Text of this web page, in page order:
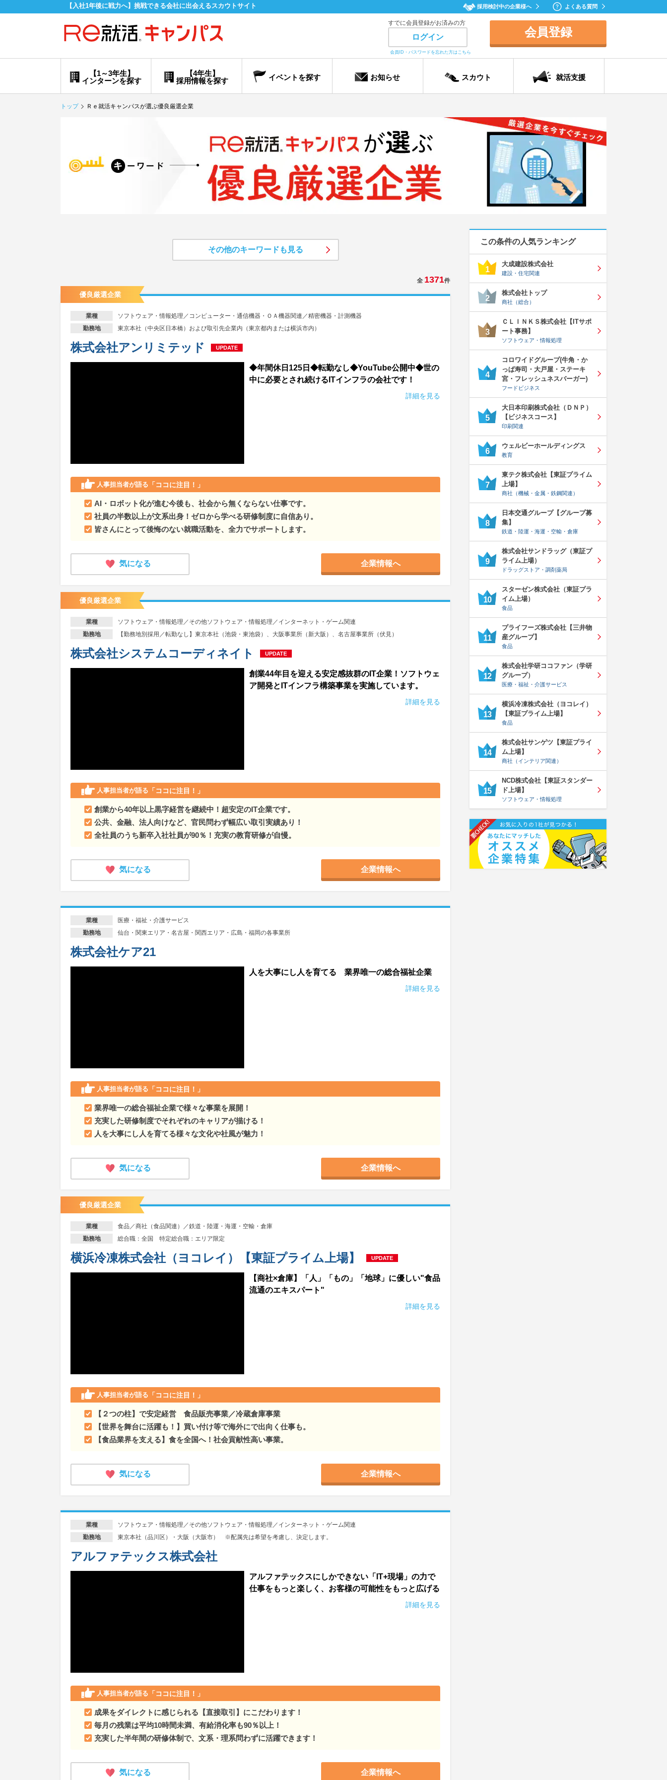
【入社1年後に戦力へ】挑戦できる会社に出会えるスカウトサイト 採用検討中の企業様へ よくある質問
すでに会員登録がお済みの方
ログイン
会員ID・パスワードを忘れた方はこちら
会員登録
【4年生】
採用情報を探す
【1～3年生】
インターンを探す
イベントを探す お知らせ スカウト 就活支援
トップ Ｒｅ就活キャンパスが選ぶ優良厳選企業
その他のキーワードも見る
全 1371件
優良厳選企業
業種 ソフトウェア・情報処理／コンピューター・通信機器・ＯＡ機器関連／精密機器・計測機器
勤務地 東京本社（中央区日本橋）および取引先企業内（東京都内または横浜市内）
株式会社アンリミテッド UPDATE
◆年間休日125日◆転勤なし◆YouTube公開中◆世の
中に必要とされ続けるITインフラの会社です！
詳細を見る
人事担当者が語る 「ココに注目！」
AI・ロボット化が進む今後も、社会から無くならない仕事です。
社員の半数以上が文系出身！ゼロから学べる研修制度に自信あり。
皆さんにとって後悔のない就職活動を、全力でサポートします。
気になる 企業情報へ
優良厳選企業
業種 ソフトウェア・情報処理／その他ソフトウェア・情報処理／インターネット・ゲーム関連
勤務地 【勤務地別採用／転勤なし】東京本社（池袋・東池袋）、大阪事業所（新大阪）、名古屋事業所（伏見）
株式会社システムコーディネイト UPDATE
創業44年目を迎える安定感抜群のIT企業！ソフトウェ
ア開発とITインフラ構築事業を実施しています。
詳細を見る
人事担当者が語る 「ココに注目！」
創業から40年以上黒字経営を継続中！超安定のIT企業です。
公共、金融、法人向けなど、官民問わず幅広い取引実績あり！
全社員のうち新卒入社社員が90％！充実の教育研修が自慢。
気になる 企業情報へ
業種 医療・福祉・介護サービス
勤務地 仙台・関東エリア・名古屋・関西エリア・広島・福岡の各事業所
株式会社ケア21
人を大事にし人を育てる 業界唯一の総合福祉企業
詳細を見る
人事担当者が語る 「ココに注目！」
業界唯一の総合福祉企業で様々な事業を展開！
充実した研修制度でそれぞれのキャリアが描ける！
人を大事にし人を育てる様々な文化や社風が魅力！
気になる 企業情報へ
優良厳選企業
業種 食品／商社（食品関連）／鉄道・陸運・海運・空輸・倉庫
勤務地 総合職：全国 特定総合職：エリア限定
横浜冷凍株式会社（ヨコレイ）【東証プライム上場】 UPDATE
【商社×倉庫】「人」「もの」「地球」に優しい"食品
流通のエキスパート"
詳細を見る
人事担当者が語る 「ココに注目！」
【２つの柱】で安定経営 食品販売事業／冷蔵倉庫事業
【世界を舞台に活躍も！】買い付け等で海外にで出向く仕事も。
【食品業界を支える】食を全国へ！社会貢献性高い事業。
気になる 企業情報へ
業種 ソフトウェア・情報処理／その他ソフトウェア・情報処理／インターネット・ゲーム関連
勤務地 東京本社（品川区）・大阪（大阪市） ※配属先は希望を考慮し、決定します。
アルファテックス株式会社
アルファテックスにしかできない「IT+現場」の力で
仕事をもっと楽しく、お客様の可能性をもっと広げる
詳細を見る
人事担当者が語る 「ココに注目！」
成果をダイレクトに感じられる【直接取引】にこだわります！
毎月の残業は平均10時間未満、有給消化率も90％以上！
充実した半年間の研修体制で、文系・理系問わずに活躍できます！
気になる 企業情報へ
この条件の人気ランキング
1
大成建設株式会社
建設・住宅関連
2
株式会社トップ
商社（総合）
3
ＣＬＩＮＫＳ株式会社【ITサポ
ート事務】
ソフトウェア・情報処理
4
コロワイドグループ(牛角・か
っぱ寿司・大戸屋・ステーキ
宮・フレッシュネスバーガー)
フードビジネス
5
大日本印刷株式会社（ＤＮＰ）
【ビジネスコース】
印刷関連
6
ウェルビーホールディングス
教育
7
東テク株式会社【東証プライム
上場】
商社（機械・金属・鉄鋼関連）
8
日本交通グループ【グループ募
集】
鉄道・陸運・海運・空輸・倉庫
9
株式会社サンドラッグ（東証プ
ライム上場）
ドラッグストア・調剤薬局
10
スターゼン株式会社（東証プラ
イム上場）
食品
11
プライフーズ株式会社【三井物
産グループ】
食品
12
株式会社学研ココファン（学研
グループ）
医療・福祉・介護サービス
13
横浜冷凍株式会社（ヨコレイ）
【東証プライム上場】
食品
14
株式会社サンゲツ【東証プライ
ム上場】
商社（インテリア関連）
15
NCD株式会社【東証スタンダー
ド上場】
ソフトウェア・情報処理